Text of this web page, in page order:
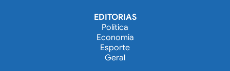
EDITORIAS
Política
Economia
Esporte
Geral